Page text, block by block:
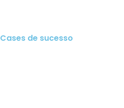
Cases de sucesso